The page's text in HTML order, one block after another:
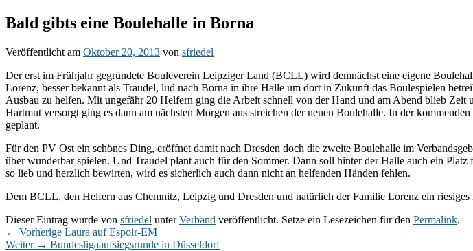
Bald gibts eine Boulehalle in Borna
Veröffentlicht am Oktober 20, 2013 von sfriedel
Der erst im Frühjahr gegründete Bouleverein Leipziger Land (BCLL) wird demnächst eine eigene
Lorenz, besser bekannt als Traudel, lud nach Borna in ihre Halle um dort in Zukunft das Boulespielen
Ausbau zu helfen. Mit ungefähr 20 Helfern ging die Arbeit schnell von der Hand und am Abend blieb Zeit
Hartmut versorgt ging es dann am nächsten Morgen ans streichen der neuen Boulehalle. In der
geplant.
Für den PV Ost ein schönes Ding, eröffnet damit nach Dresden doch die zweite Boulehalle im
über wunderbar spielen. Und Traudel plant auch für den Sommer. Dann soll hinter der Halle auch ein
so lieb und herzlich bewirten, wird es sicherlich auch dann nicht an helfenden Händen fehlen.
Dem BCLL, den Helfern aus Chemnitz, Leipzig und Dresden und natürlich der Familie Lorenz ein riesiges
Dieser Eintrag wurde von sfriedel unterVerband veröffentlicht. Setze ein Lesezeichen für den Permalink.
Beitragsnavigation
← Vorherige Vorheriger
Beitrag:
Laura auf Espoir-EM
Weiter → Nächster
Bundesligaaufsiegsrunde in Düsseldorf